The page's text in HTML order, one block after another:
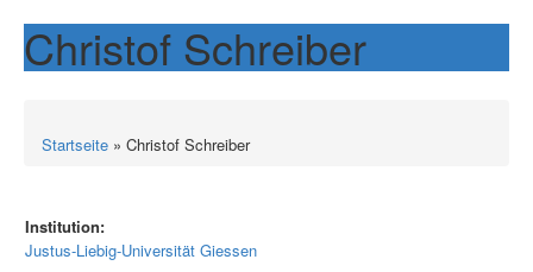
Christof Schreiber
Startseite » Christof Schreiber
Institution:
Justus-Liebig-Universität Giessen